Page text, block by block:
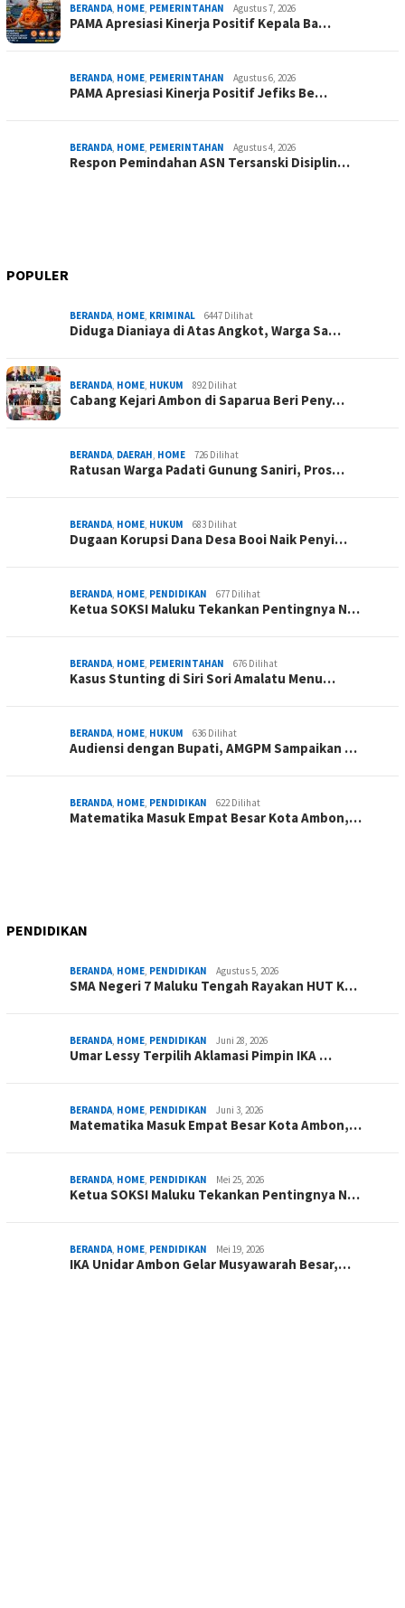
BERANDA, HOME, PEMERINTAHAN Agustus 7, 2026
PAMA Apresiasi Kinerja Positif Kepala Ba…
BERANDA, HOME, PEMERINTAHAN Agustus 6, 2026
PAMA Apresiasi Kinerja Positif Jefiks Be…
BERANDA, HOME, PEMERINTAHAN Agustus 4, 2026
Respon Pemindahan ASN Tersanski Disiplin…
POPULER
BERANDA, HOME, KRIMINAL 6447 Dilihat
Diduga Dianiaya di Atas Angkot, Warga Sa…
BERANDA, HOME, HUKUM 892 Dilihat
Cabang Kejari Ambon di Saparua Beri Peny…
BERANDA, DAERAH, HOME 726 Dilihat
Ratusan Warga Padati Gunung Saniri, Pros…
BERANDA, HOME, HUKUM 683 Dilihat
Dugaan Korupsi Dana Desa Booi Naik Penyi…
BERANDA, HOME, PENDIDIKAN 677 Dilihat
Ketua SOKSI Maluku Tekankan Pentingnya N…
BERANDA, HOME, PEMERINTAHAN 676 Dilihat
Kasus Stunting di Siri Sori Amalatu Menu…
BERANDA, HOME, HUKUM 636 Dilihat
Audiensi dengan Bupati, AMGPM Sampaikan …
BERANDA, HOME, PENDIDIKAN 622 Dilihat
Matematika Masuk Empat Besar Kota Ambon,…
PENDIDIKAN
BERANDA, HOME, PENDIDIKAN Agustus 5, 2026
SMA Negeri 7 Maluku Tengah Rayakan HUT K…
BERANDA, HOME, PENDIDIKAN Juni 28, 2026
Umar Lessy Terpilih Aklamasi Pimpin IKA …
BERANDA, HOME, PENDIDIKAN Juni 3, 2026
Matematika Masuk Empat Besar Kota Ambon,…
BERANDA, HOME, PENDIDIKAN Mei 25, 2026
Ketua SOKSI Maluku Tekankan Pentingnya N…
BERANDA, HOME, PENDIDIKAN Mei 19, 2026
IKA Unidar Ambon Gelar Musyawarah Besar,…